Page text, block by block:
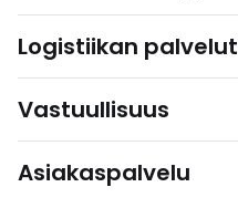
Logistiikan palvelut
Vastuullisuus
Asiakaspalvelu